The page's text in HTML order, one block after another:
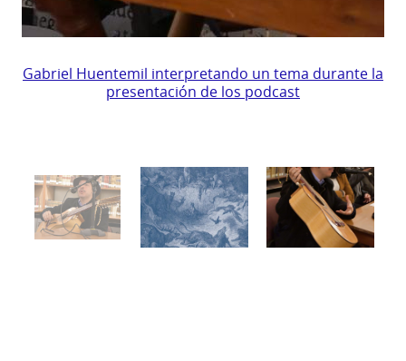
Huentemil
interpretando
presentación
Gabriel Huentemil interpretando un tema durante la
presentación de los podcast